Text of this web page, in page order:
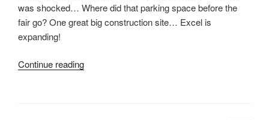
was shocked… Where did that parking space before the
fair go? One great big construction site… Excel is
expanding!
Continue reading